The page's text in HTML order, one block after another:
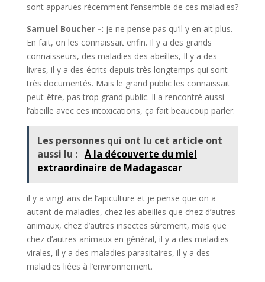
sont apparues récemment l’ensemble de ces maladies?
Samuel Boucher -: je ne pense pas qu’il y en ait plus.
En fait, on les connaissait enfin. Il y a des grands
connaisseurs, des maladies des abeilles, Il y a des
livres, il y a des écrits depuis très longtemps qui sont
très documentés. Mais le grand public les connaissait
peut-être, pas trop grand public. Il a rencontré aussi
l’abeille avec ces intoxications, ça fait beaucoup parler.
Les personnes qui ont lu cet article ont
aussi lu : À la découverte du miel
extraordinaire de Madagascar
il y a vingt ans de l’apiculture et je pense que on a
autant de maladies, chez les abeilles que chez d’autres
animaux, chez d’autres insectes sûrement, mais que
chez d’autres animaux en général, il y a des maladies
virales, il y a des maladies parasitaires, il y a des
maladies liées à l’environnement.